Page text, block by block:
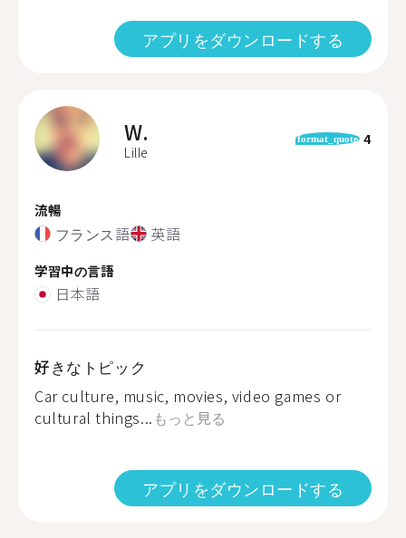
アプリをダウンロードする
W.
Lille
format_quote 4
流暢
フランス語 英語
学習中の言語
日本語
好きなトピック
Car culture, music, movies, video games or
cultural things... もっと見る
アプリをダウンロードする